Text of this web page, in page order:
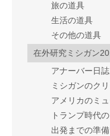
旅の道具
生活の道具
その他の道具
在外研究ミシガン
アナーバー日誌
ミシガンのク
アメリカのミ
トランプ時代
出発までの準備